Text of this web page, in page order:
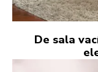
De sala